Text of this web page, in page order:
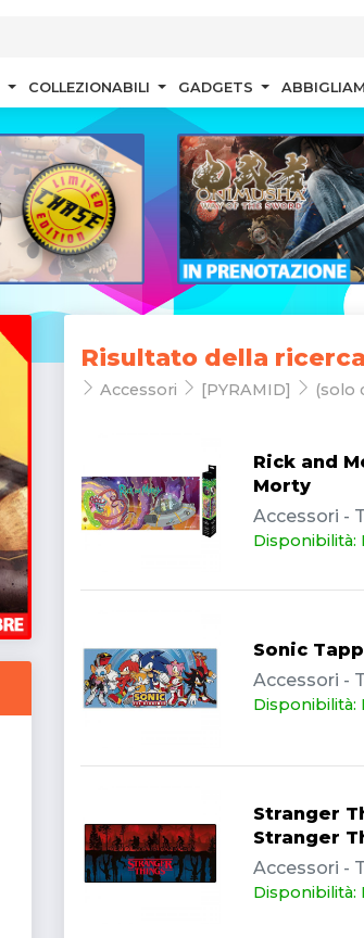
COLLEZIONABILI GADGETS
Risultato della ricerca
Accessori [PYRAMID] (solo
Rick and
Morty
Accessori -
Disponibilità:
Sonic
Accessori -
Disponibilità:
Stranger
Stranger
Accessori -
Disponibilità: